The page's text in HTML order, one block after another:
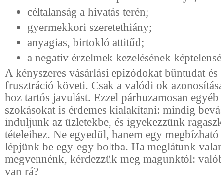
céltalanság a hivatás terén;
gyermekkori szeretethiány;
anyagias, birtokló attitűd;
a negatív érzelmek kezelésének
A kényszeres vásárlási epizódokat bűntudat
frusztráció követi. Csak a valódi ok
hoz tartós javulást. Ezzel párhuzamosan
szokásokat is érdemes kialakítani: mindig
induljunk az üzletekbe, és igyekezzünk
tételeihez. Ne egyedül, hanem egy
lépjünk be egy-egy boltba. Ha meglátunk
megvennénk, kérdezzük meg magunktól:
van rá?